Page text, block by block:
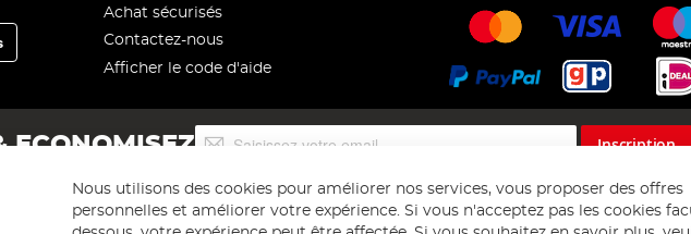
Achat sécurisés
Contactez-nous
Afficher le code d'aide
ECONOMISEZ
lettre
d’information
Inscription
Nous utilisons des cookies pour améliorer nos services, vous proposer des offres
personnelles et améliorer votre expérience. Si vous n'acceptez pas les cookies